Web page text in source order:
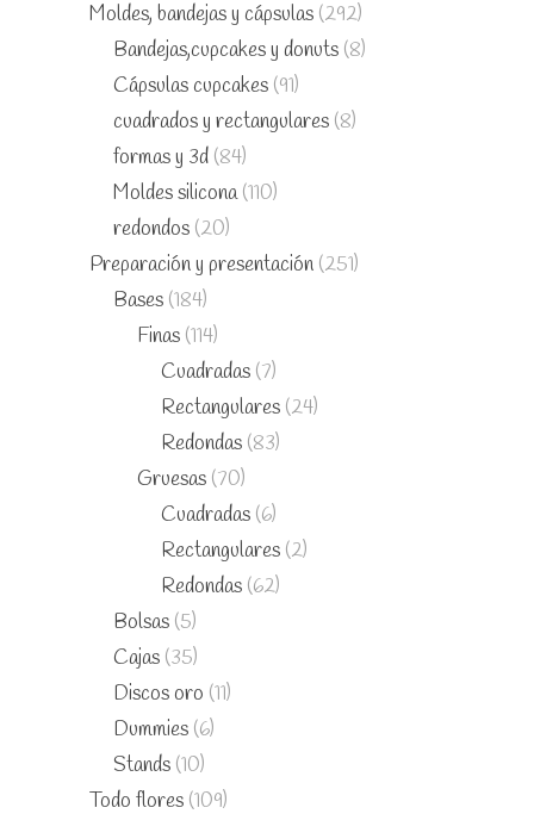
Moldes, bandejas y cápsulas (292)
Bandejas,cupcakes y donuts (8)
Cápsulas cupcakes (91)
cuadrados y rectangulares (8)
formas y 3d (84)
Moldes silicona (110)
redondos (20)
Preparación y presentación (251)
Bases (184)
Finas (114)
Cuadradas (7)
Rectangulares (24)
Redondas (83)
Gruesas (70)
Cuadradas (6)
Rectangulares (2)
Redondas (62)
Bolsas (5)
Cajas (35)
Discos oro (11)
Dummies (6)
Stands (10)
Todo flores (109)